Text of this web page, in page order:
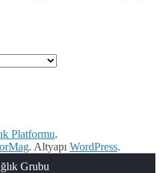
Platformu.
. Altyapı WordPress.
Grubu